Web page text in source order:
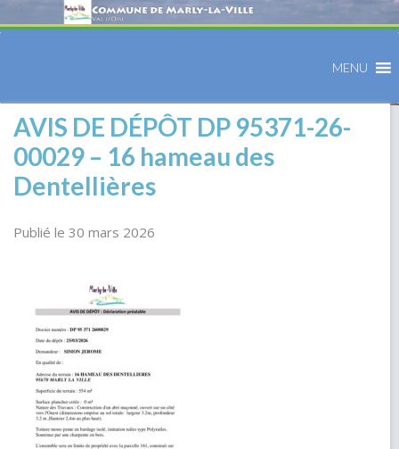
MENU
AVIS DE DÉPÔT DP 95371-26-
00029 – 16 hameau des
Dentellières
Publié le 30 mars 2026